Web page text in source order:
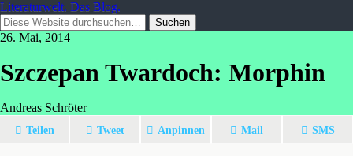
Literaturwelt. Das Blog.
26. Mai, 2014
Szczepan Twardoch: Morphin
Andreas Schröter
Teilen Tweet Anpinnen Mail SMS